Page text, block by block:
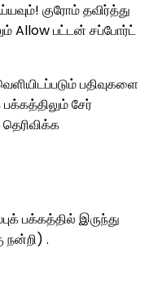
குரோம் தவிர்த்து
Allow பட்டன் சப்போர்ட்
பதிவுகளை
சேர்
பக்கத்தில் இருந்து
நன்றி) .